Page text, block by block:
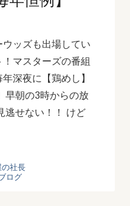
ッズも出場してい
マスターズの番組
深夜に【鶏めし】
早朝の3時からの放
逃せない！！ けど
の社長
ログ